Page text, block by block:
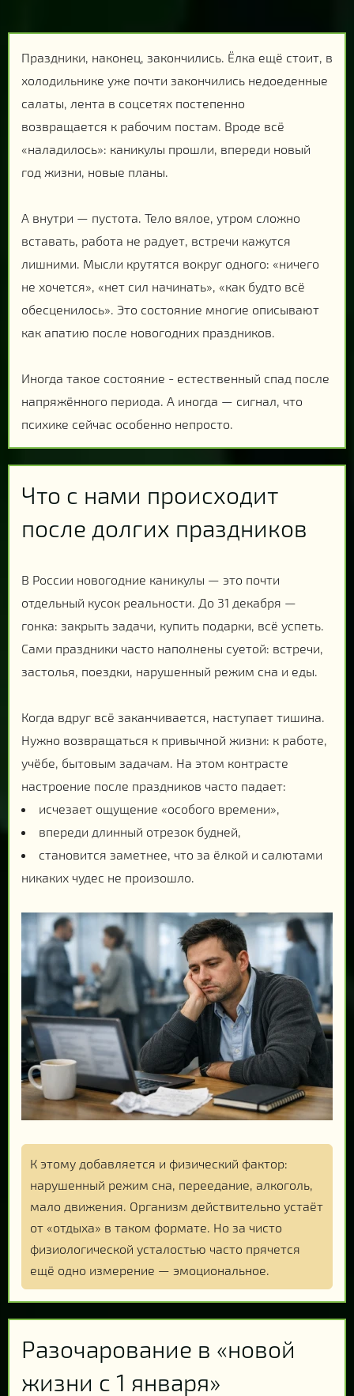
Праздники, наконец, закончились. Ёлка ещё стоит, в
холодильнике уже почти закончились недоеденные
салаты, лента в соцсетях постепенно
возвращается к рабочим постам. Вроде всё
«наладилось»: каникулы прошли, впереди новый
год жизни, новые планы.
А внутри — пустота. Тело вялое, утром сложно
вставать, работа не радует, встречи кажутся
лишними. Мысли крутятся вокруг одного: «ничего
не хочется», «нет сил начинать», «как будто всё
обесценилось». Это состояние многие описывают
как апатию после новогодних праздников.
Иногда такое состояние - естественный спад после
напряжённого периода. А иногда — сигнал, что
психике сейчас особенно непросто.
Что с нами происходит
после долгих праздников
В России новогодние каникулы — это почти
отдельный кусок реальности. До 31 декабря —
гонка: закрыть задачи, купить подарки, всё успеть.
Сами праздники часто наполнены суетой: встречи,
застолья, поездки, нарушенный режим сна и еды.
Когда вдруг всё заканчивается, наступает тишина.
Нужно возвращаться к привычной жизни: к работе,
учёбе, бытовым задачам. На этом контрасте
настроение после праздников часто падает:
исчезает ощущение «особого времени»,
впереди длинный отрезок будней,
становится заметнее, что за ёлкой и салютами
никаких чудес не произошло.
К этому добавляется и физический фактор:
нарушенный режим сна, переедание, алкоголь,
мало движения. Организм действительно устаёт
от «отдыха» в таком формате. Но за чисто
физиологической усталостью часто прячется
ещё одно измерение — эмоциональное.
Разочарование в «новой
жизни с 1 января»